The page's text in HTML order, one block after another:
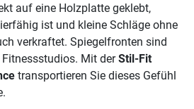
auf eine Holzplatte geklebt,
ist und kleine Schläge ohne
verkraftet. Spiegelfronten sind
Mit derStil-Fit
transportieren Sie dieses Gefühl